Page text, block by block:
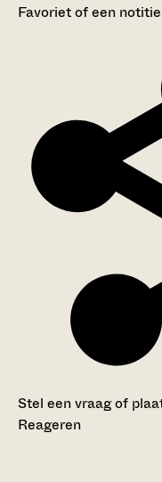
Favoriet of een
Stel een vraag of
Reageren